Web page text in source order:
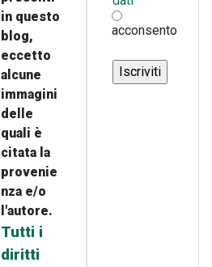
in questo
blog,
eccetto
alcune
immagini
delle
quali è
citata la
provenie
nza e/o
l'autore.
Tutti i
diritti
acconsento